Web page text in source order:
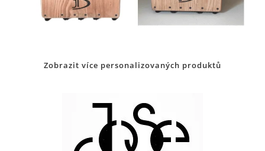
Zobrazit více personalizovaných produktů